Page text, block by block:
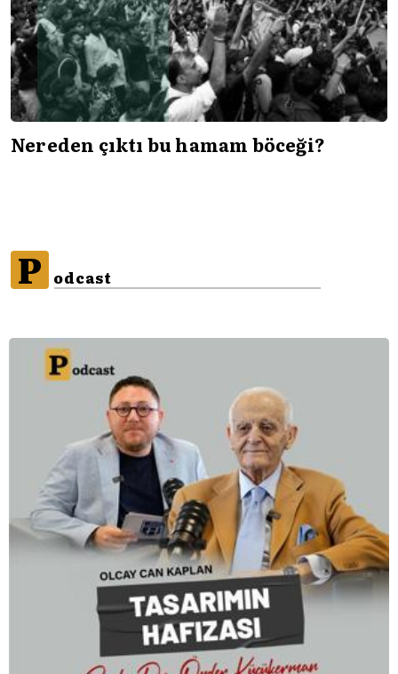
Nereden çıktı bu hamam böceği?
P odcast